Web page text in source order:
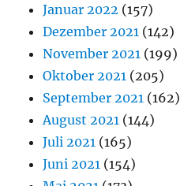
Januar 2022 (157)
Dezember 2021 (142)
November 2021 (199)
Oktober 2021 (205)
September 2021 (162)
August 2021 (144)
Juli 2021 (165)
Juni 2021 (154)